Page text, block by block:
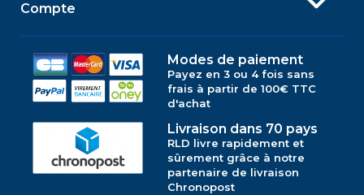
Compte
Modes de paiement
Payez en 3 ou 4 fois sans
frais à partir de 100€ TTC
d'achat
Livraison dans 70 pays
RLD livre rapidement et
sûrement grâce à notre
partenaire de livraison
Chronopost